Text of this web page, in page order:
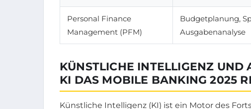
Personal Finance
Management (PFM)
Budgetplanung,
Ausgabenanalyse
KÜNSTLICHE INTELLIGENZ UND
KI DAS MOBILE BANKING 2025
Künstliche Intelligenz (KI) ist ein Motor des